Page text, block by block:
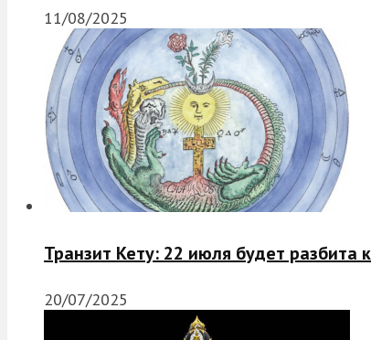
11/08/2025
Транзит Кету: 22 июля будет разбита
20/07/2025